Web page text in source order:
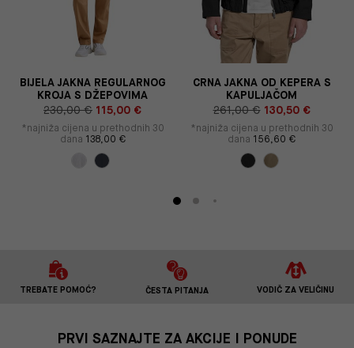
BIJELA JAKNA REGULARNOG
KROJA S DŽEPOVIMA
230,00 € 115,00 €
*najniža cijena u prethodnih 30
dana 138,00 €
CRNA JAKNA OD KEPERA S
KAPULJAČOM
261,00 € 130,50 €
*najniža cijena u prethodnih 30
dana 156,60 €
TREBATE POMOĆ? ČESTA PITANJA VODIČ ZA VELIČINU
PRVI SAZNAJTE ZA AKCIJE I PONUDE